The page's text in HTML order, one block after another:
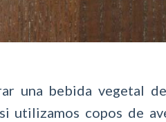
una bebida vegetal
utilizamos copos de